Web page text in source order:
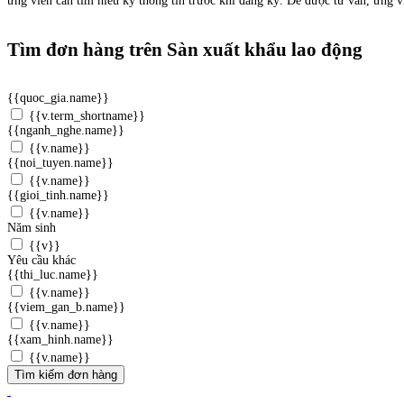
Tìm đơn hàng trên Sàn xuất khẩu lao động
{{quoc_gia.name}}
{{v.term_shortname}}
{{nganh_nghe.name}}
{{v.name}}
{{noi_tuyen.name}}
{{v.name}}
{{gioi_tinh.name}}
{{v.name}}
Năm sinh
{{v}}
Yêu cầu khác
{{thi_luc.name}}
{{v.name}}
{{viem_gan_b.name}}
{{v.name}}
{{xam_hinh.name}}
{{v.name}}
Tìm kiếm đơn hàng